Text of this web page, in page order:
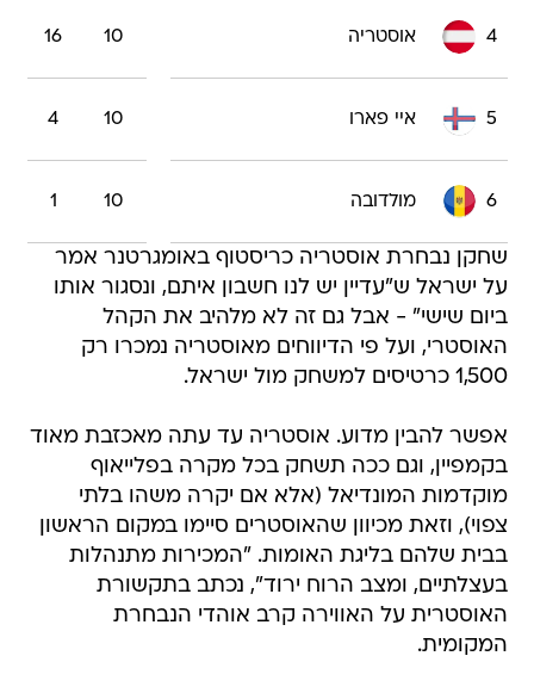
4 אוסטריה 10
16
5 איי פארו 10
4
6 מולדובה 10
1
שחקן נבחרת אוסטריה כריסטוף באומגרטנר אמר
על ישראל ש"עדיין יש לנו חשבון איתם, ונסגור אותו
ביום שישי" - אבל גם זה לא מלהיב את הקהל
האוסטרי, ועל פי הדיווחים מאוסטריה נמכרו רק
1,500 כרטיסים למשחק מול ישראל.
אפשר להבין מדוע. אוסטריה עד עתה מאכזבת מאוד
בקמפיין, וגם ככה תשחק בכל מקרה בפלייאוף
מוקדמות המונדיאל (אלא אם יקרה משהו בלתי
צפוי), וזאת מכיוון שהאוסטרים סיימו במקום הראשון
בבית שלהם בליגת האומות. "המכירות מתנהלות
בעצלתיים, ומצב הרוח ירוד", נכתב בתקשורת
האוסטרית על האווירה קרב אוהדי הנבחרת
המקומית.